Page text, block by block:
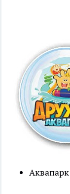
Аквапарк